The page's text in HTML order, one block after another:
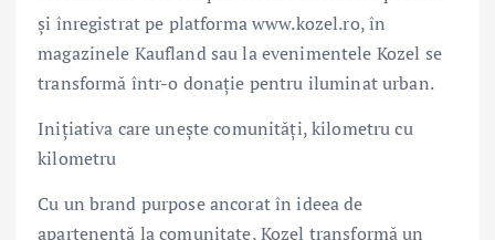
și înregistrat pe platforma www.kozel.ro, în
magazinele Kaufland sau la evenimentele Kozel se
transformă într-o donație pentru iluminat urban.
Inițiativa care unește comunități, kilometru cu
kilometru
Cu un brand purpose ancorat în ideea de
apartenență la comunitate, Kozel transformă un